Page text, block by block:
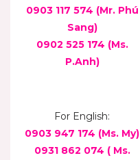
0903 117 574 (Mr. Phú
Sang)
0902 525 174 (Ms.
P.Anh)
For English:
0903 947 174 (Ms. My)
0931 862 074 ( Ms.